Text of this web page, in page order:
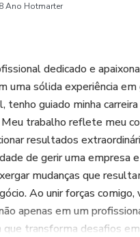
8 Ano Hotmarter
dedicado e
uma sólida experiência
tenho guiado minha
Meu trabalho reflete meu
resultados
de gerir uma empresa
mudanças que
Ao unir forças comigo,
apenas em um
transforma desafios em